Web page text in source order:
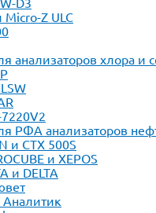
D3
Micro-Z ULC
анализаторов хлора и
7220V2
РФА анализаторов
и CTX 500S
и XEPOS
и DELTA